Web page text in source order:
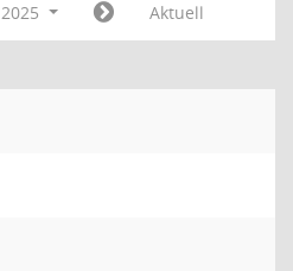
2025 Aktuell